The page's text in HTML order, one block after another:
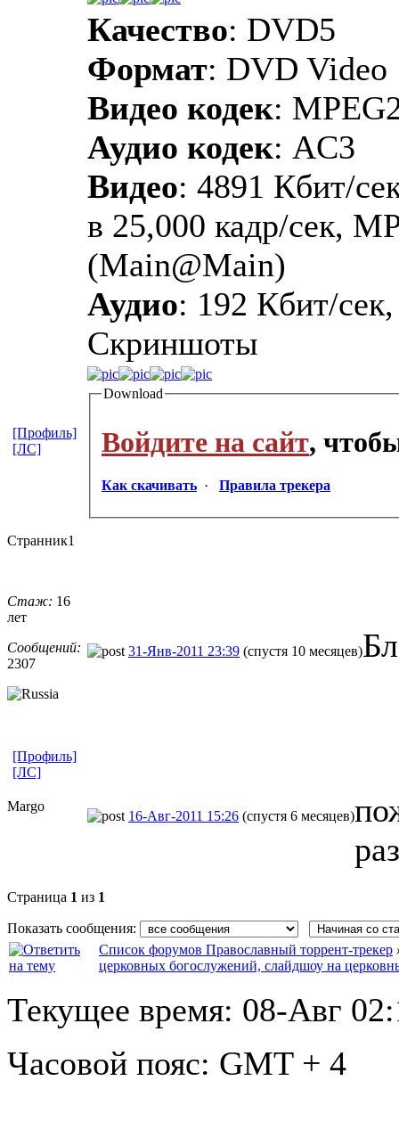
Качество: DVD5
Формат: DVD Video
Видео кодек:
Аудио кодек: AC3
Видео: 4891 Кбит/
в 25,000 кадр/сек,
(Main@Main)
Аудио: 192 Кбит/
Скриншоты
Download
Войдите на сайт,
Как скачивать · Правила трекера
[Профиль]
[ЛС]
Странник1
Стаж: 16
лет
Сообщений:
2307
31-Янв-2011 23:39 (спустя 10 месяцев)
[Профиль]
[ЛС]
Margo
16-Авг-2011 15:26 (спустя 6 месяцев)
Страница 1 из 1
Показать сообщения:
Список форумов Православный торрент-трекер
церковных богослужений, слайдшоу на
Текущее время: 08-Авг
Часовой пояс: GMT + 4